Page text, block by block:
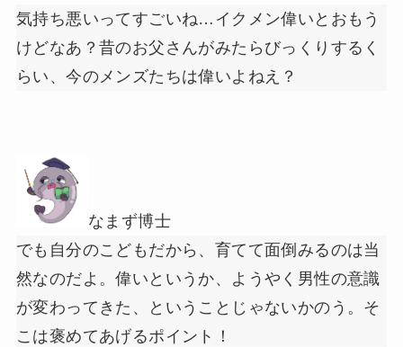
気持ち悪いってすごいね…イクメン偉いとおもう
けどなあ？昔のお父さんがみたらびっくりするく
らい、今のメンズたちは偉いよねえ？
なまず博士
でも自分のこどもだから、育てて面倒みるのは当
然なのだよ。偉いというか、ようやく男性の意識
が変わってきた、ということじゃないかのう。そ
こは褒めてあげるポイント！